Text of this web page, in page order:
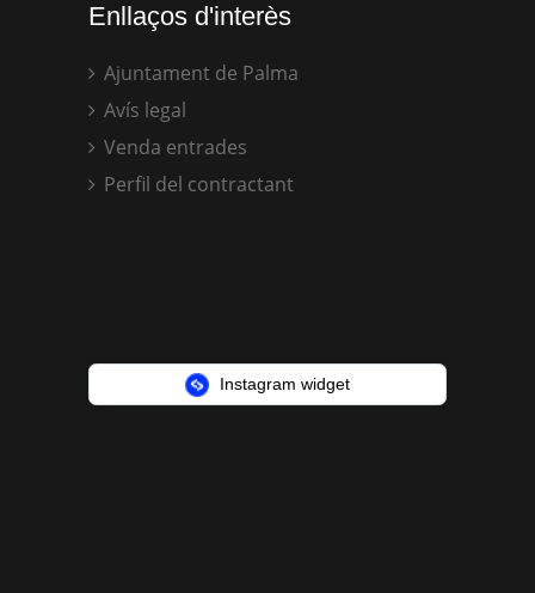
Enllaços d'interès
Ajuntament de Palma
Avís legal
Venda entrades
Perfil del contractant
Instagram widget